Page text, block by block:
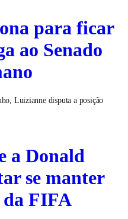
para ficar
ao Senado
Luizianne disputa a posição
a Donald
se manter
da FIFA